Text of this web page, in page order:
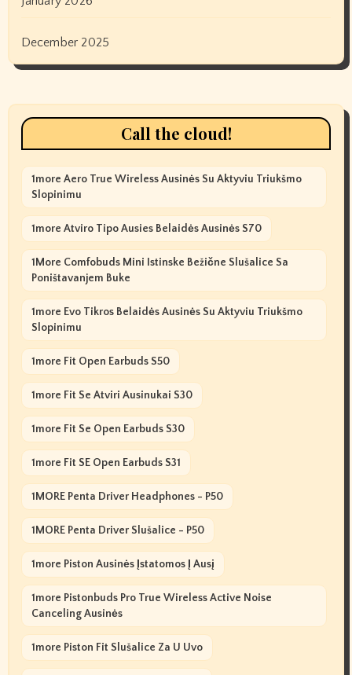
December 2025
Call the cloud!
1more Aero True Wireless Ausinės Su Aktyviu Triukšmo
Slopinimu
1more Atviro Tipo Ausies Belaidės Ausinės S70
1More Comfobuds Mini Istinske Bežične Slušalice Sa
Poništavanjem Buke
1more Evo Tikros Belaidės Ausinės Su Aktyviu Triukšmo
Slopinimu
1more Fit Open Earbuds S50
1more Fit Se Atviri Ausinukai S30
1more Fit Se Open Earbuds S30
1more Fit SE Open Earbuds S31
1MORE Penta Driver Headphones - P50
1MORE Penta Driver Slušalice - P50
1more Piston Ausinės Įstatomos Į Ausį
1more Pistonbuds Pro True Wireless Active Noise
Canceling Ausinės
1more Piston Fit Slušalice Za U Uvo